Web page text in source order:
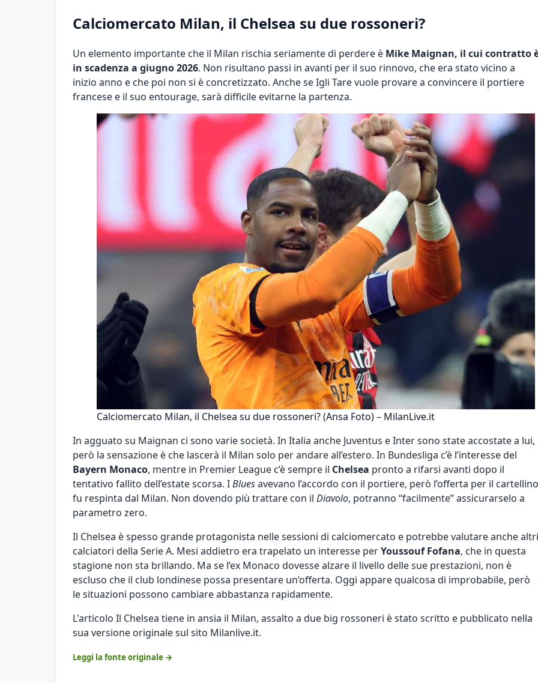
Calciomercato Milan, il Chelsea su due rossoneri?
Un elemento importante che il Milan rischia seriamente di perdere è Mike Maignan, il cui contratto
in scadenza a giugno 2026. Non risultano passi in avanti per il suo rinnovo, che era stato vicino a
inizio anno e che poi non si è concretizzato. Anche se Igli Tare vuole provare a convincere il portiere
francese e il suo entourage, sarà difficile evitarne la partenza.
Calciomercato Milan, il Chelsea su due rossoneri? (Ansa Foto) – MilanLive.it
In agguato su Maignan ci sono varie società. In Italia anche Juventus e Inter sono state accostate a lui,
però la sensazione è che lascerà il Milan solo per andare all’estero. In Bundesliga c’è l’interesse del
Bayern Monaco, mentre in Premier League c’è sempre il Chelsea pronto a rifarsi avanti dopo il
tentativo fallito dell’estate scorsa. IBluesavevano l’accordo con il portiere, però l’offerta per il cartellino
fu respinta dal Milan. Non dovendo più trattare con il Diavolo, potranno “facilmente” assicurarselo a
parametro zero.
Il Chelsea è spesso grande protagonista nelle sessioni di calciomercato e potrebbe valutare anche altri
calciatori della Serie A. Mesi addietro era trapelato un interesse perYoussouf Fofana, che in questa
stagione non sta brillando. Ma se l’ex Monaco dovesse alzare il livello delle sue prestazioni, non è
escluso che il club londinese possa presentare un’offerta. Oggi appare qualcosa di improbabile, però
le situazioni possono cambiare abbastanza rapidamente.
L'articolo Il Chelsea tiene in ansia il Milan, assalto a due big rossoneri è stato scritto e pubblicato nella
sua versione originale sul sito Milanlive.it.
Leggi la fonte originale →